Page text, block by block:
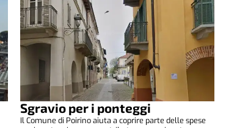
Sgravio per i ponteggi
Il Comune di Poirino aiuta a coprire parte delle spese